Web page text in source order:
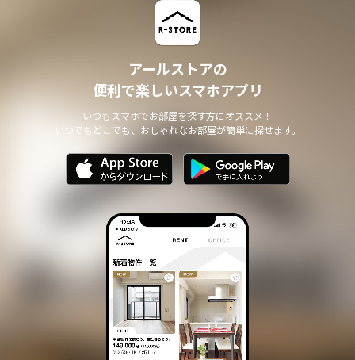
アールストアの
便利で楽しいスマホアプリ
いつもスマホでお部屋を探す方にオススメ！
いつでもどこでも、おしゃれなお部屋が簡単に探せます。